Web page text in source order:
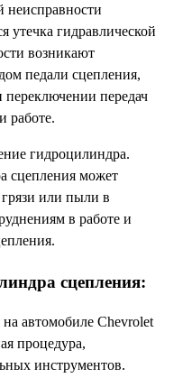
неисправности
утечка гидравлической
возникают
педали сцепления,
переключении передач
работе.
гидроцилиндра.
сцепления может
или пыли в
в работе и
сцепления:
автомобиле Chevrolet
процедура,
инструментов.